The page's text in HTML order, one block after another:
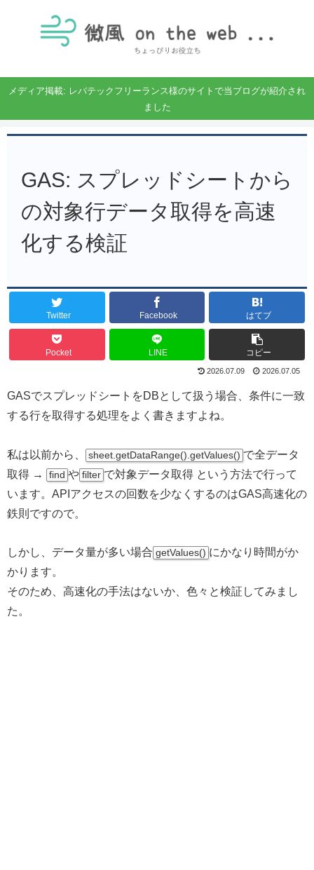
メディア掲載: レバテックフリーランス様のサイトで当ブログが紹介され
ました
GAS: スプレッドシートから
の対象行データ取得を高速
化する検証
Twitter Facebook はてブ
Pocket LINE コピー
2026.07.09 2026.07.05
GASでスプレッドシートをDBとして扱う場合、条件に一致
する行を取得する処理をよく書きますよね。
私は以前から、 sheet.getDataRange().getValues() で全データ
取得 →
find や filter で対象データ取得 という方法で行って
います。APIアクセスの回数を少なくするのはGAS高速化の
鉄則ですので。
しかし、データ量が多い場合 getValues() にかなり時間がか
かります。
そのため、高速化の手法はないか、色々と検証してみまし
た。